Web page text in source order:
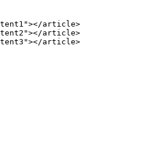
></article>
></article>
></article>